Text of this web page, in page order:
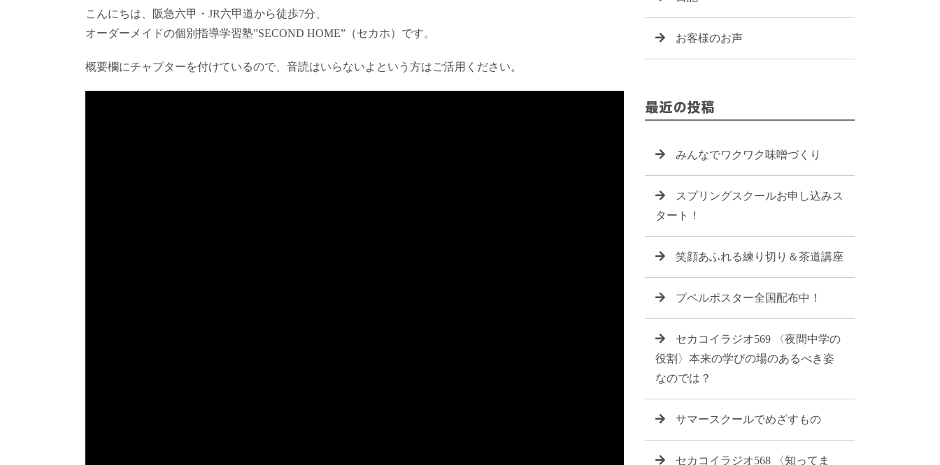
こんにちは、阪急六甲・JR六甲道から徒歩7分、
オーダーメイドの個別指導学習塾”SECOND HOME”（セカホ）です。
概要欄にチャプターを付けているので、音読はいらないよという方はご活用ください。
お客様のお声
最近の投稿
みんなでワクワク味噌づくり
スプリングスクールお申し込みス
タート！
笑顔あふれる練り切り＆茶道講座
プペルポスター全国配布中！
セカコイラジオ569 〈夜間中学の
役割〉本来の学びの場のあるべき姿
なのでは？
サマースクールでめざすもの
セカコイラジオ568 〈知ってま